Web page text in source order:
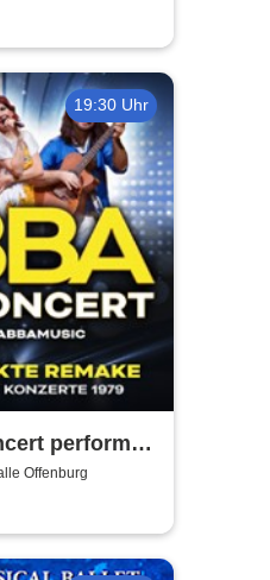
19:30 Uhr
performed
Offenburg